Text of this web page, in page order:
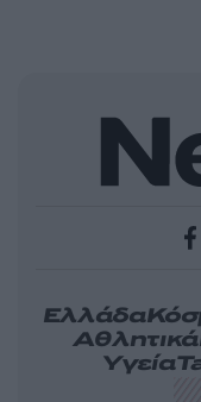
Ελλάδα
Αθλητικά
Υγεία